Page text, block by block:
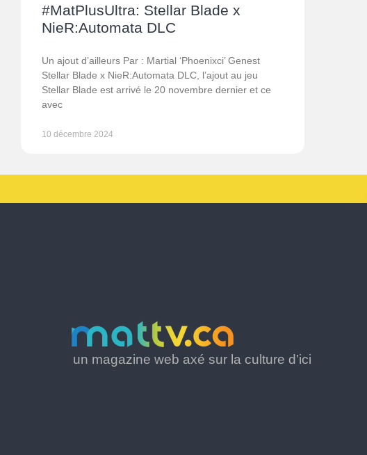
#MatPlusUltra: Stellar Blade x
NieR:Automata DLC
Un ajout d’ailleurs Par : Martial ‘Phoenixci’ Genest
Stellar Blade x NieR:Automata DLC, l’ajout au jeu
Stellar Blade est arrivé le 20 novembre dernier et ce
avec
10 décembre 2024
un magazine web axé sur la culture d’ici